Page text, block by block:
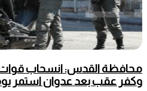
محافظة القدس: انسحاب قوات
وكفر عقب بعد عدوان استمر